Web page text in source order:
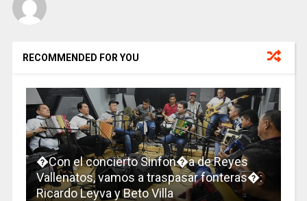
RECOMMENDED FOR YOU
�Con el concierto Sinfon�a de Reyes
Vallenatos, vamos a traspasar fonteras�:
Ricardo Leyva y Beto Villa